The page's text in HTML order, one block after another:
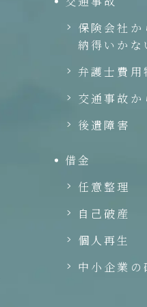
保険会社か
納得いかな
弁護士費用
交通事故か
後遺障害
借金
任意整理
自己破産
個人再生
中小企業